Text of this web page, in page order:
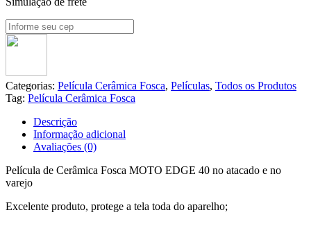
Categorias: Película Cerâmica Fosca, Películas, Todos os Produtos
Tag: Película Cerâmica Fosca
Descrição
Informação adicional
Avaliações (0)
Película de Cerâmica Fosca MOTO EDGE 40 no atacado e no
varejo
Excelente produto, protege a tela toda do aparelho;